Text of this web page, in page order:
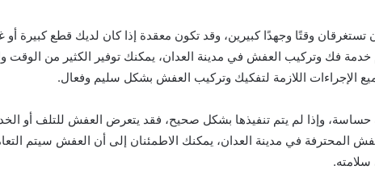
وقتًا وجهدًا كبيرين، وقد تكون معقدة إذا كان لديك قطع كبيرة أو
فك وتركيب العفش في مدينة العدان، يمكنك توفير الكثير من الوقت
الإجراءات اللازمة لتفكيك وتركيب العفش بشكل سليم وفعال.
وإذا لم يتم تنفيذها بشكل صحيح، فقد يتعرض العفش للتلف أو
المحترفة في مدينة العدان، يمكنك الاطمئنان إلى أن العفش سيتم